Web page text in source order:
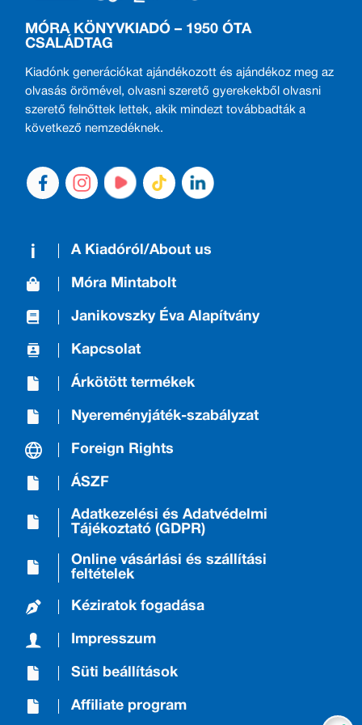
MÓRA KÖNYVKIADÓ – 1950 ÓTA
CSALÁDTAG
Kiadónk generációkat ajándékozott és ajándékoz meg az
olvasás örömével, olvasni szerető gyerekekből olvasni
szerető felnőttek lettek, akik mindezt továbbadták a
következő nemzedéknek.
A Kiadóról/About us
Móra Mintabolt
Janikovszky Éva Alapítvány
Kapcsolat
Árkötött termékek
Nyereményjáték-szabályzat
Foreign Rights
ÁSZF
Adatkezelési és Adatvédelmi
Tájékoztató (GDPR)
Online vásárlási és szállítási
feltételek
Kéziratok fogadása
Impresszum
Süti beállítások
Affiliate program